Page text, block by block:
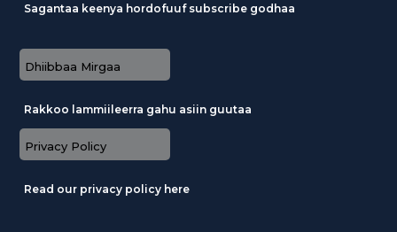
Sagantaa keenya hordofuuf subscribe godhaa
Dhiibbaa Mirgaa
Rakkoo lammiileerra gahu asiin guutaa
Privacy Policy
Read our privacy policy here